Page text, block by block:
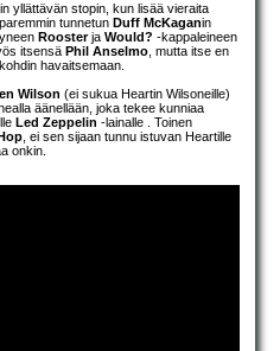
yllättävän stopin, kun lisää vieraita
tunnetun Duff McKaganin
Roosterja Would? -kappaleineen
itsensä Phil Anselmo, mutta itse en
havaitsemaan.
Wilson (ei sukua Heartin Wilsoneille)
äänellään, joka tekee kunniaa
Led Zeppelin -lainalle . Toinen
, ei sen sijaan tunnu istuvan Heartille
onkin.